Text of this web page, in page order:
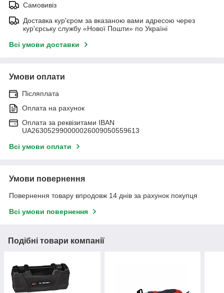
Самовивіз
Доставка кур'єром за вказаною вами адресою через
кур'єрську службу «Нової Пошти» по Україні
Всі умови доставки
Умови оплати
Післяплата
Оплата на рахунок
Оплата за реквізитами IBAN
UA263052990000026009050559613
Всі умови оплати
Умови повернення
Повернення товару впродовж 14 днів за рахунок покупця
Всі умови повернення
Подібні товари компанії